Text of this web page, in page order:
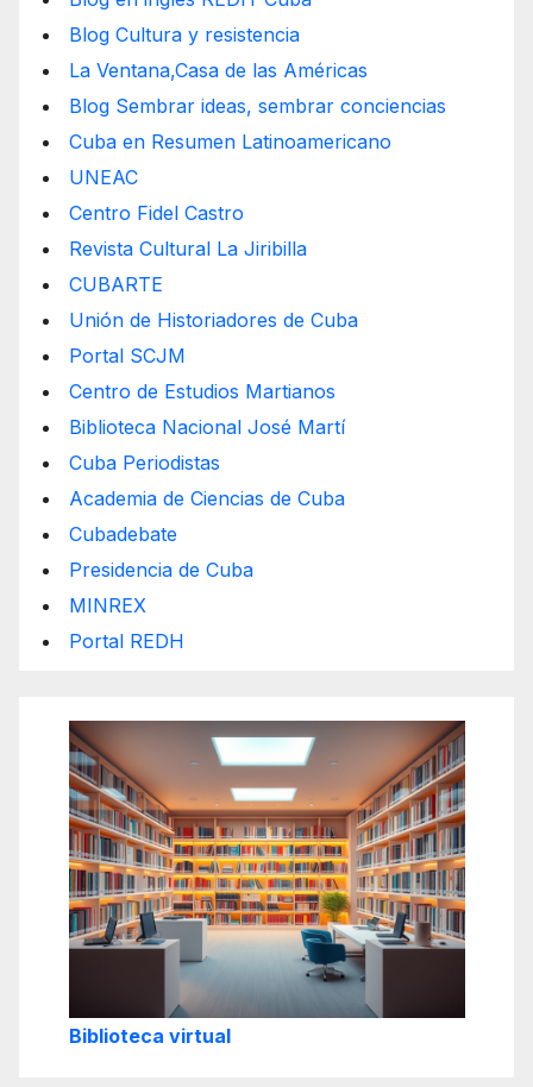
Blog Cultura y resistencia
La Ventana,Casa de las Américas
Blog Sembrar ideas, sembrar conciencias
Cuba en Resumen Latinoamericano
UNEAC
Centro Fidel Castro
Revista Cultural La Jiribilla
CUBARTE
Unión de Historiadores de Cuba
Portal SCJM
Centro de Estudios Martianos
Biblioteca Nacional José Martí
Cuba Periodistas
Academia de Ciencias de Cuba
Cubadebate
Presidencia de Cuba
MINREX
Portal REDH
Biblioteca virtual